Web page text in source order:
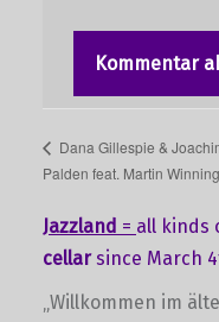
Dana Gillespie &
Palden feat. Martin Winning
Jazzland = all kinds
cellarsince March
„Willkommen im